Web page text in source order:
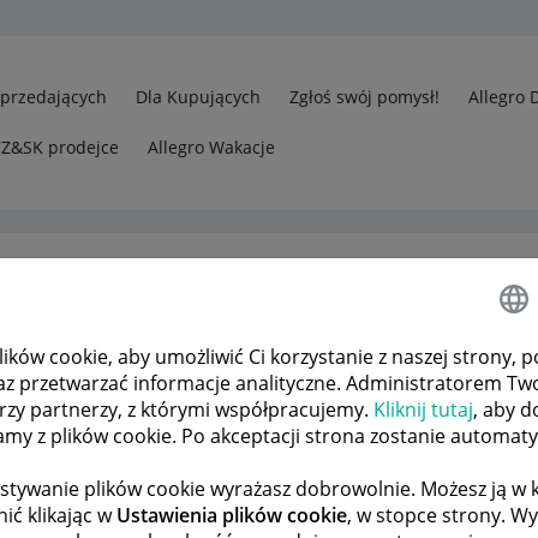
cookie, aby umożliwić Ci korzystanie z naszej strony,
przetwarzać informacje analityczne. Administratorem
partnerzy, z którymi współpracujemy. Kliknij tutaj, aby
z plików cookie. Po akceptacji strona zostanie
plików cookie wyrażasz dobrowolnie. Możesz ją w
klikając wUstawienia plików cookie, w stopce strony.
Dla Kupujących Zgłoś swój pomysł! Allegro
prodejce Allegro Wakacje
Jak zwrócić Kupującemu pieniądze za przesyłkę?
POPRZEDNIA NASTĘPNA